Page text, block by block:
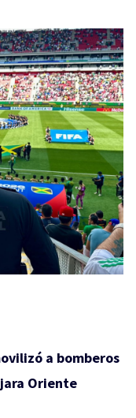
a bomberos
Oriente